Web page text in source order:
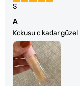
A
Kokusu o kadar güzel
S